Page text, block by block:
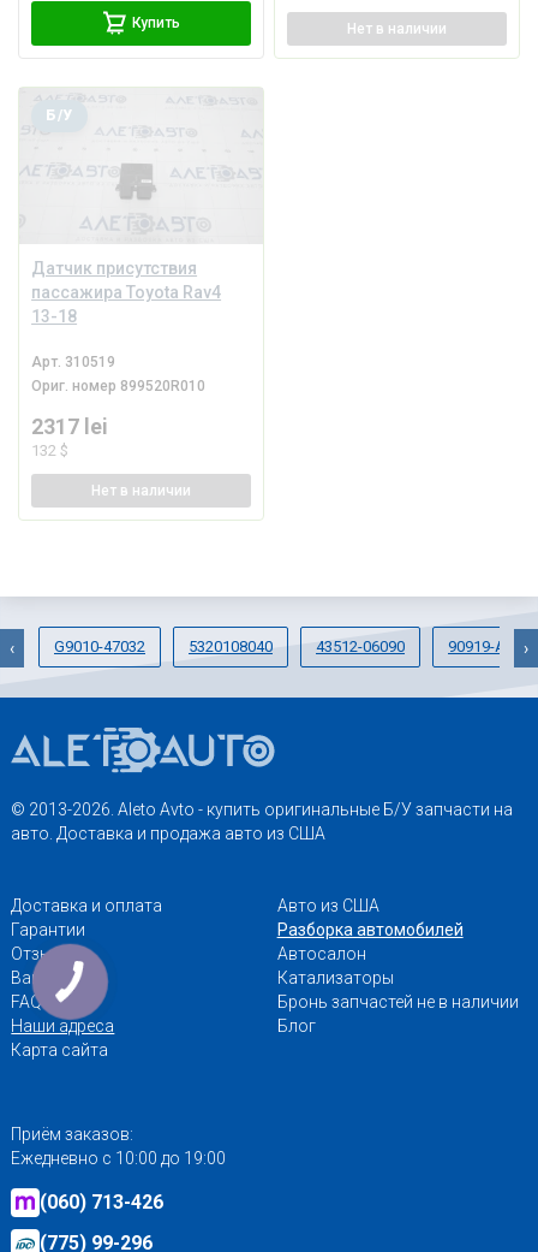
Купить Нет в наличии
Датчик присутствия
пассажира Toyota Rav4
13-18
Б/У
Арт. 310519
Ориг. номер 899520R010
2317 lei
132 $
Нет в наличии
G9010-47032 5320108040 43512-06090 90919-A2005
‹ ›
© 2013-2026. Aleto Avto - купить оригинальные Б/У запчасти на
авто. Доставка и продажа авто из США
Доставка и оплата
Гарантии
Отзывы
Вакансии
FAQ
Наши адреса
Карта сайта
Авто из США
Разборка автомобилей
Автосалон
Катализаторы
Бронь запчастей не в наличии
Блог
Приём заказов:
Ежедневно с 10:00 до 19:00
(060) 713-426
(775) 99-296